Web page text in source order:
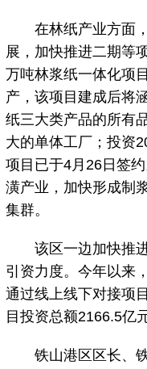
在林纸产业方面，
展，加快推进二期等
万吨林浆纸一体化项
产，该项目建成后将
纸三大类产品的所有
大的单体工厂；投资
项目已于4月26日签
潢产业，加快形成制
集群。
该区一边加快推进
引资力度。今年以来
通过线上线下对接项
目投资总额2166.5亿元
铁山港区区长、铁